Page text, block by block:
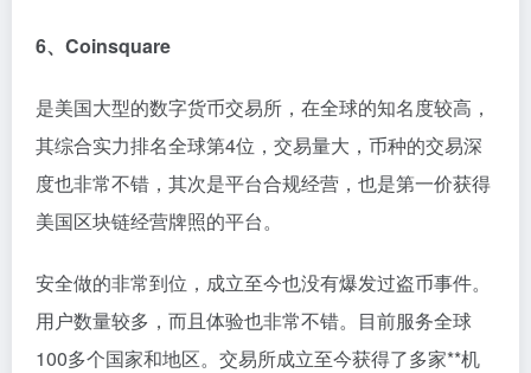
6、Coinsquare
是美国大型的数字货币交易所，在全球的知名度较高，
其综合实力排名全球第4位，交易量大，币种的交易深
度也非常不错，其次是平台合规经营，也是第一价获得
美国区块链经营牌照的平台。
安全做的非常到位，成立至今也没有爆发过盗币事件。
用户数量较多，而且体验也非常不错。目前服务全球
100多个国家和地区。交易所成立至今获得了多家**机